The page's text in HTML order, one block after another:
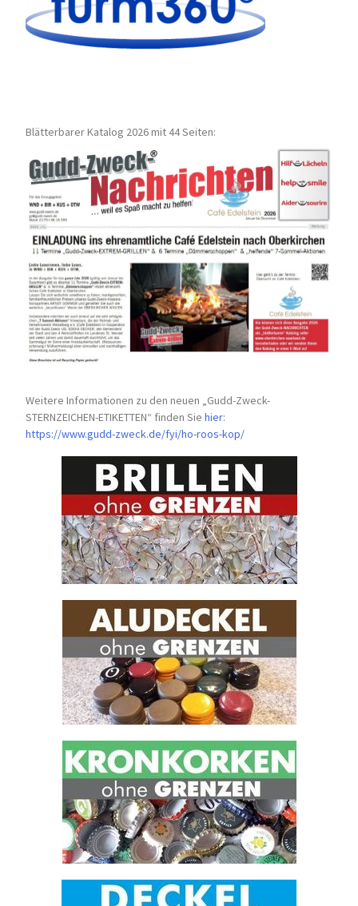
Blätterbarer Katalog 2026 mit 44 Seiten:
Weitere Informationen zu den neuen „Gudd-Zweck-
STERNZEICHEN-ETIKETTEN“ finden Siehier:
https://www.gudd-zweck.de/fyi/ho-roos-kop/